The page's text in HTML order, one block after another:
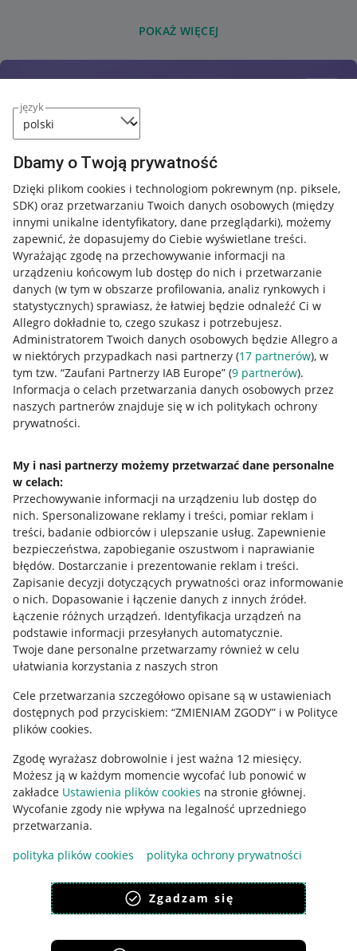
język
Dbamy o Twoją prywatność
Dzięki plikom cookies i technologiom pokrewnym (np. piksele,
SDK) oraz przetwarzaniu Twoich danych osobowych (między
innymi unikalne identyfikatory, dane przeglądarki), możemy
zapewnić, że dopasujemy do Ciebie wyświetlane treści.
Wyrażając zgodę na przechowywanie informacji na
urządzeniu końcowym lub dostęp do nich i przetwarzanie
danych (w tym w obszarze profilowania, analiz rynkowych i
statystycznych) sprawiasz, że łatwiej będzie odnaleźć Ci w
Allegro dokładnie to, czego szukasz i potrzebujesz.
Administratorem Twoich danych osobowych będzie Allegro a
w niektórych przypadkach nasi partnerzy (17 partnerów), w
tym tzw. “Zaufani Partnerzy IAB Europe” (9 partnerów).
Informacja o celach przetwarzania danych osobowych przez
naszych partnerów znajduje się w ich politykach ochrony
prywatności.
My i nasi partnerzy możemy przetwarzać dane personalne
w celach:
Przechowywanie informacji na urządzeniu lub dostęp do
nich. Spersonalizowane reklamy i treści, pomiar reklam i
treści, badanie odbiorców i ulepszanie usług. Zapewnienie
bezpieczeństwa, zapobieganie oszustwom i naprawianie
błędów. Dostarczanie i prezentowanie reklam i treści.
Zapisanie decyzji dotyczących prywatności oraz informowanie
o nich. Dopasowanie i łączenie danych z innych źródeł.
Łączenie różnych urządzeń. Identyfikacja urządzeń na
podstawie informacji przesyłanych automatycznie.
Twoje dane personalne przetwarzamy również w celu
ułatwiania korzystania z naszych stron
Cele przetwarzania szczegółowo opisane są w ustawieniach
dostępnych pod przyciskiem: “ZMIENIAM ZGODY” i w Polityce
plików cookies.
Zgodę wyrażasz dobrowolnie i jest ważna 12 miesięcy.
Możesz ją w każdym momencie wycofać lub ponowić w
zakładce Ustawienia plików cookies na stronie głównej.
Wycofanie zgody nie wpływa na legalność uprzedniego
przetwarzania.
polityka plików cookies
polityka ochrony prywatności
Zgadzam się
POKAŻ WIĘCEJ
Przydatne informacje
Jak to działa
Allegro Gadane dla sprzedających
Allegro Gadane dla kupujących
Mapa miejscowości
Informacje prawne
Regulamin
Polityka plików "cookies"
Ustawienia plików "cookies"
Udostępnianie lokalizacji
Informacje dla Aktu o Usługach Cyfrowych
Pobierz aplikację